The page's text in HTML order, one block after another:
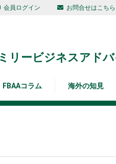
会員ログイン お問合せはこちら
リービジネスアド
FBAAコラム 海外の知見